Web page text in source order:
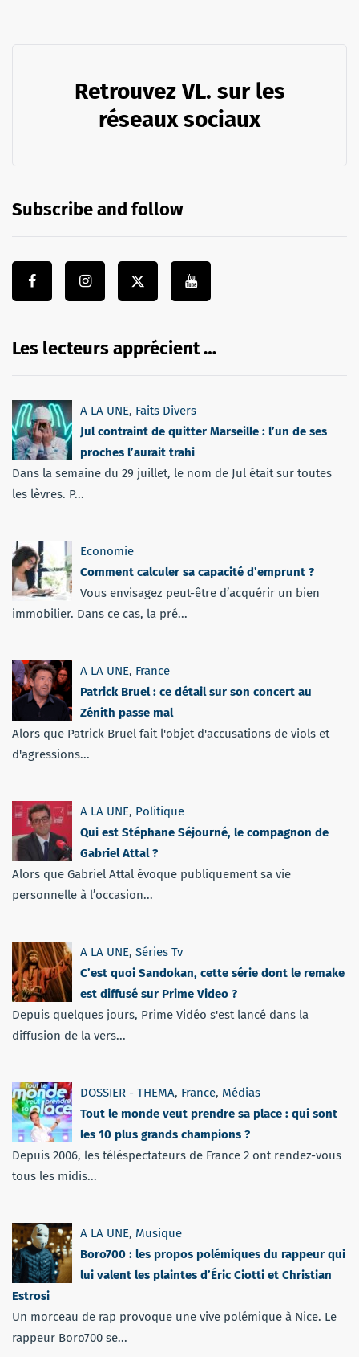
Retrouvez VL. sur les
réseaux sociaux
Subscribe and follow
Les lecteurs apprécient …
A LA UNE, Faits Divers
Jul contraint de quitter Marseille : l’un de ses
proches l’aurait trahi
Dans la semaine du 29 juillet, le nom de Jul était sur toutes
les lèvres. P...
Economie
Comment calculer sa capacité d’emprunt ?
Vous envisagez peut-être d’acquérir un bien
immobilier. Dans ce cas, la pré...
A LA UNE, France
Patrick Bruel : ce détail sur son concert au
Zénith passe mal
Alors que Patrick Bruel fait l'objet d'accusations de viols et
d'agressions...
A LA UNE, Politique
Qui est Stéphane Séjourné, le compagnon de
Gabriel Attal ?
Alors que Gabriel Attal évoque publiquement sa vie
personnelle à l’occasion...
A LA UNE, Séries Tv
C’est quoi Sandokan, cette série dont le remake
est diffusé sur Prime Video ?
Depuis quelques jours, Prime Vidéo s'est lancé dans la
diffusion de la vers...
DOSSIER - THEMA, France, Médias
Tout le monde veut prendre sa place : qui sont
les 10 plus grands champions ?
Depuis 2006, les téléspectateurs de France 2 ont rendez-vous
tous les midis...
A LA UNE, Musique
Boro700 : les propos polémiques du rappeur qui
lui valent les plaintes d’Éric Ciotti et Christian
Estrosi
Un morceau de rap provoque une vive polémique à Nice. Le
rappeur Boro700 se...